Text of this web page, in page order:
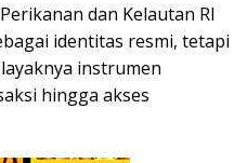
dan Kelautan RI
identitas resmi, tetapi
instrumen
hingga akses